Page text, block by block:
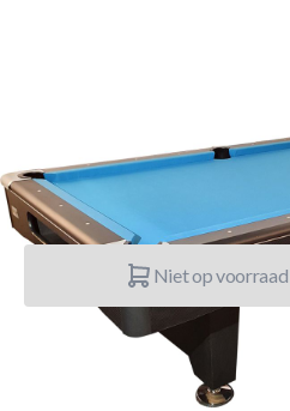
TT.PC0043-6 Merk:
€ 1.399,90
Niet op voorraad